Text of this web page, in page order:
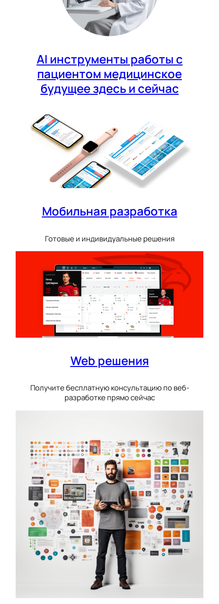
AI инструменты работы с
пациентом медицинское
будущее здесь и сейчас
Мобильная разработка
Готовые и индивидуальные решения
Web решения
Получите бесплатную консультацию по веб-
разработке прямо сейчас